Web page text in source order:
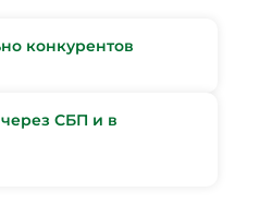
конкурентов
СБП и в